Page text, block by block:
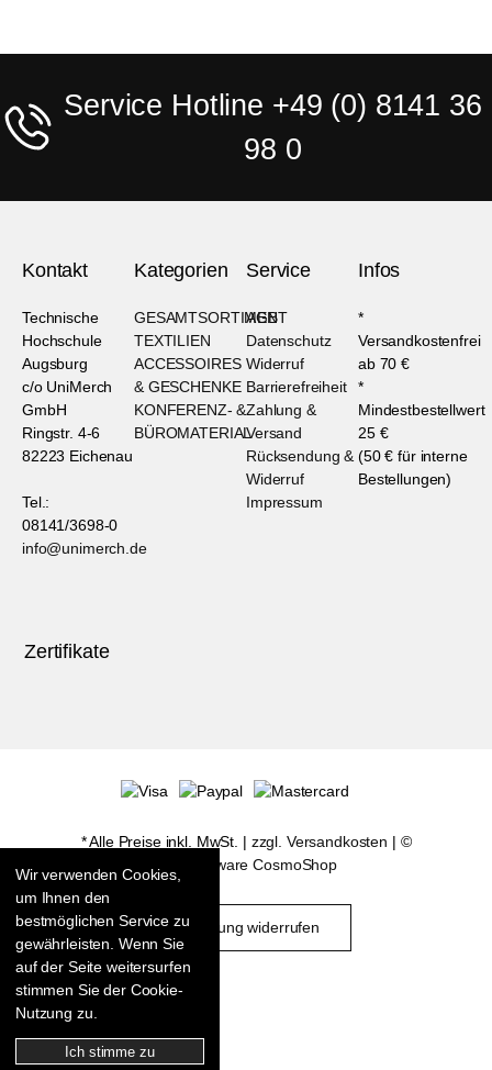
Wir verwenden Cookies,
um Ihnen den
bestmöglichen Service zu
gewährleisten. Wenn Sie
auf der Seite weitersurfen
stimmen Sie der Cookie-
Nutzung zu.
Ich stimme zu
Service Hotline +49 (0) 8141 36
98 0
Kontakt
Technische
Hochschule
Augsburg
c/o UniMerch
GmbH
Ringstr. 4-6
82223 Eichenau
Tel.:
08141/3698-0
info@unimerch.de
Kategorien
GESAMTSORTIMENT
TEXTILIEN
ACCESSOIRES
& GESCHENKE
KONFERENZ- &
BÜROMATERIAL
Service
AGB
Datenschutz
Widerruf
Barrierefreiheit
Zahlung &
Versand
Rücksendung &
Widerruf
Impressum
Infos
*
Versandkostenfrei
ab 70 €
*
Mindestbestellwert
25 €
(50 € für interne
Bestellungen)
Zertifikate
* Alle Preise inkl. MwSt. | zzgl. Versandkosten | ©
Shopsoftware CosmoShop
Bestellung widerrufen